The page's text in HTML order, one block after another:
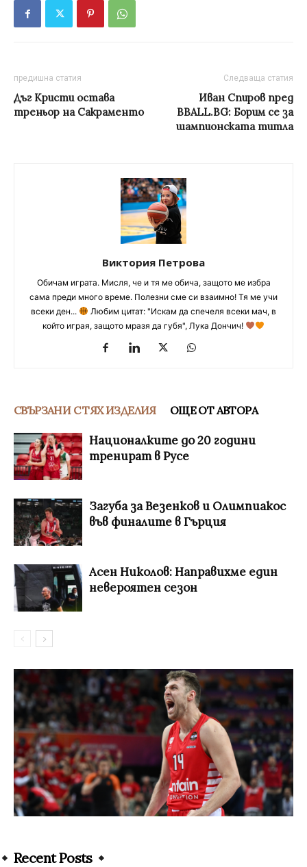
предишна статия
Дъг Кристи остава
треньор на Сакраменто
Следваща статия
Иван Спиров пред
BBALL.BG: Борим се за
шампионската титла
Виктория Петрова
Обичам играта. Мисля, че и тя ме обича, защото ме избра
сама преди много време. Полезни сме си взаимно! Тя ме учи
всеки ден...
Любим цитат: "Искам да спечеля всеки мач, в
който играя, защото мразя да губя", Лука Дончич!
СВЪРЗАНИ С ТЯХ ИЗДЕЛИЯ ОЩЕ ОТ АВТОРА
Националките до 20 години
тренират в Русе
Загуба за Везенков и Олимпиакос
във финалите в Гърция
Асен Николов: Направихме един
невероятен сезон
Recent Posts